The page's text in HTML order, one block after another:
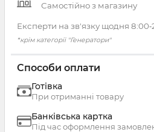
Самостійно з магазину
Експерти на зв'язку щодня
*крім категорії "Генератори"
Способи оплати
Готівка
При отриманні товару
Банківська картка
Під час оформлення